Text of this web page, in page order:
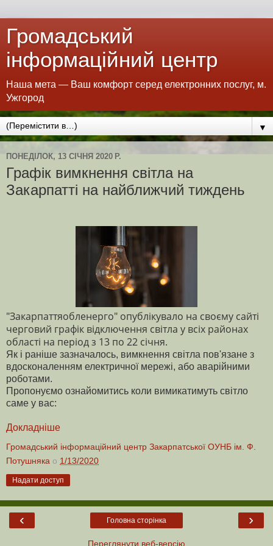
Громадський
інформаційний центр
Наша мета — Ваш комфорт серед електронних послуг, м.
Ужгород
▼
ПОНЕДІЛОК, 13 СІЧНЯ 2020 Р.
Графік вимкнення світла на
Закарпатті на найближчий тиждень
"Закарпаттяобленерго" опублікувало на своєму сайті
черговий графік відключення світла у всіх районах
області на період з 13 по 22 січня.
Як і раніше зазначалось, вимкнення світла пов'язане з
вдосконаленням електричної мережі, або аварійними
роботами.
Пропонуємо ознайомитись коли вимикатимуть світло
саме у вас:
Докладніше
Громадський інформаційний центр Закарпатської ОУНБ ім. Ф.
Потушняка о 1/13/2020
Надати доступ
‹ ›
Головна сторінка
Переглянути веб-версію